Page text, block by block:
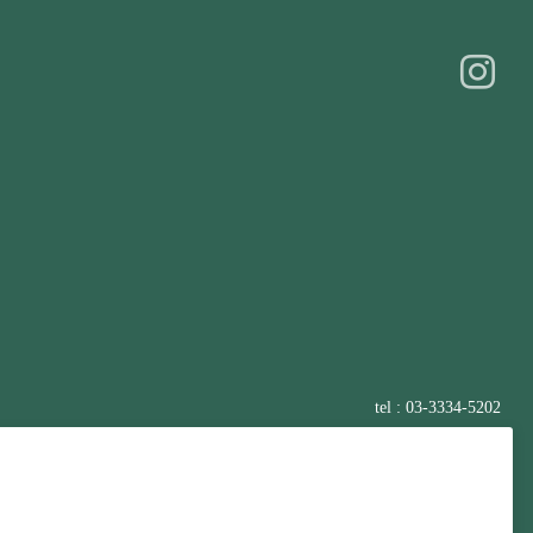
tel : 03-3334-5202